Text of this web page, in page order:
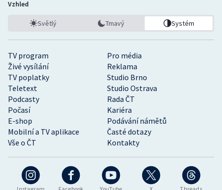
TV program
Pro média
Živé vysílání
Reklama
TV poplatky
Studio Brno
Teletext
Studio Ostrava
Podcasty
Rada ČT
Počasí
Kariéra
E-shop
Podávání námětů
Mobilní a TV aplikace
Časté dotazy
Vše o ČT
Kontakty
Vzhled
Světlý Tmavý Systém